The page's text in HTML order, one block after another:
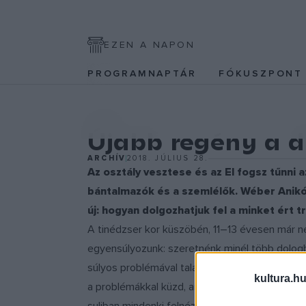
EZEN A NAPON
PROGRAMNAPTÁR FÓKUSZPONT
Újabb regény a
ARCHÍV2018. JÚLIUS 28.
Az osztály vesztese és az El fogsz tűnni
bántalmazók és a szemlélők. Wéber
új: hogyan dolgozhatjuk fel a minket ért
A tinédzser kor küszöbén, 11–13 évesen
egyensúlyozunk: szeretnénk minél több
súlyos problémával találkozunk, nagyon is
a problémákkal küzd, amelyekkel kortársai.